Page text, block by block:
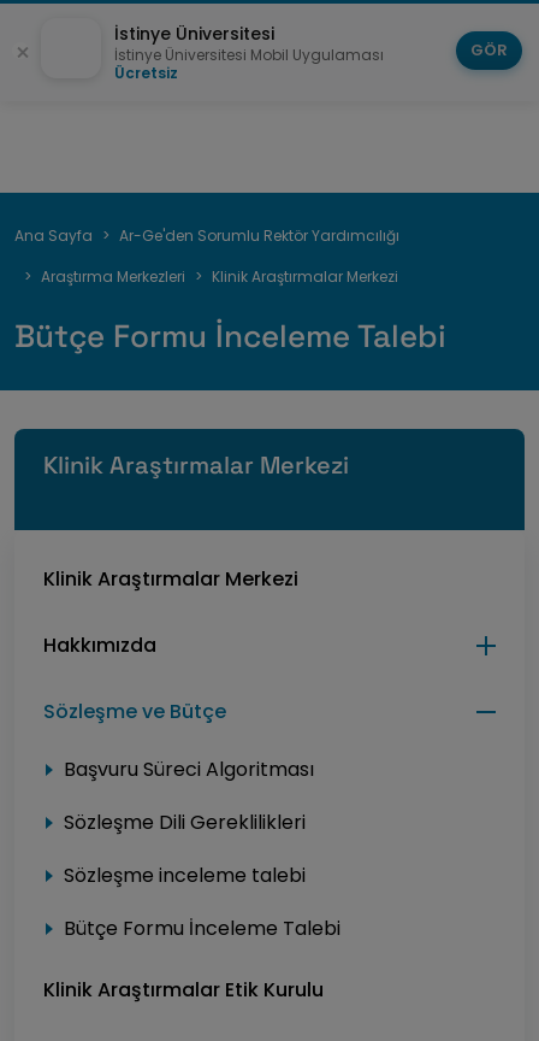
Sayfa
yolu
Ana Sayfa
Ar-Ge'den Sorumlu Rektör Yardımcılığı
Araştırma Merkezleri
Klinik Araştırmalar Merkezi
Bütçe Formu İnceleme Talebi
Klinik Araştırmalar Merkezi
Klinik Araştırmalar Merkezi
Hakkımızda
Sözleşme ve Bütçe
Başvuru Süreci Algoritması
Sözleşme Dili Gereklilikleri
Sözleşme inceleme talebi
Bütçe Formu İnceleme Talebi
Klinik Araştırmalar Etik Kurulu
İstinye Üniversitesi
İstinye Üniversitesi Mobil Uygulaması
Ücretsiz
GÖR